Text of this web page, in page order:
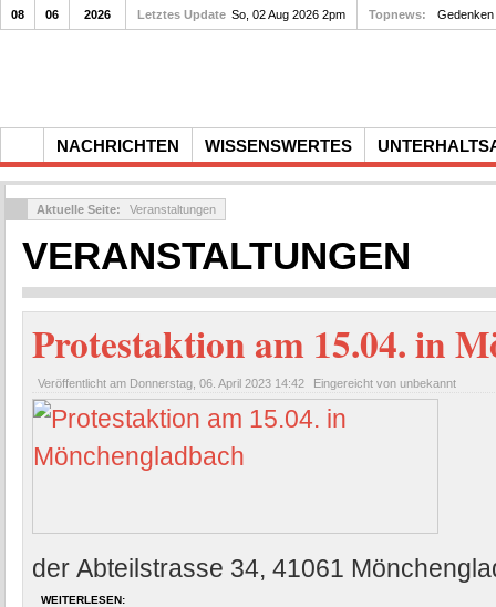
NACHRICHTEN WISSENSWERTES
08 06 2026 Letztes Update So, 02 Aug 2026 2pm Topnews: Gedenken
Aktuelle Seite: Veranstaltungen
VERANSTALTUNGEN
Protestaktion am 15.04. in
Veröffentlicht am Donnerstag, 06. April 2023 14:42 Eingereicht von unbekannt
der Abteilstrasse 34, 41061
WEITERLESEN: